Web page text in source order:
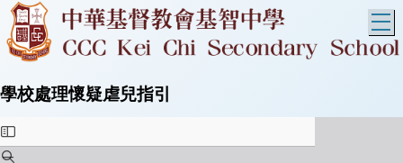
學校處理懷疑虐兒指引